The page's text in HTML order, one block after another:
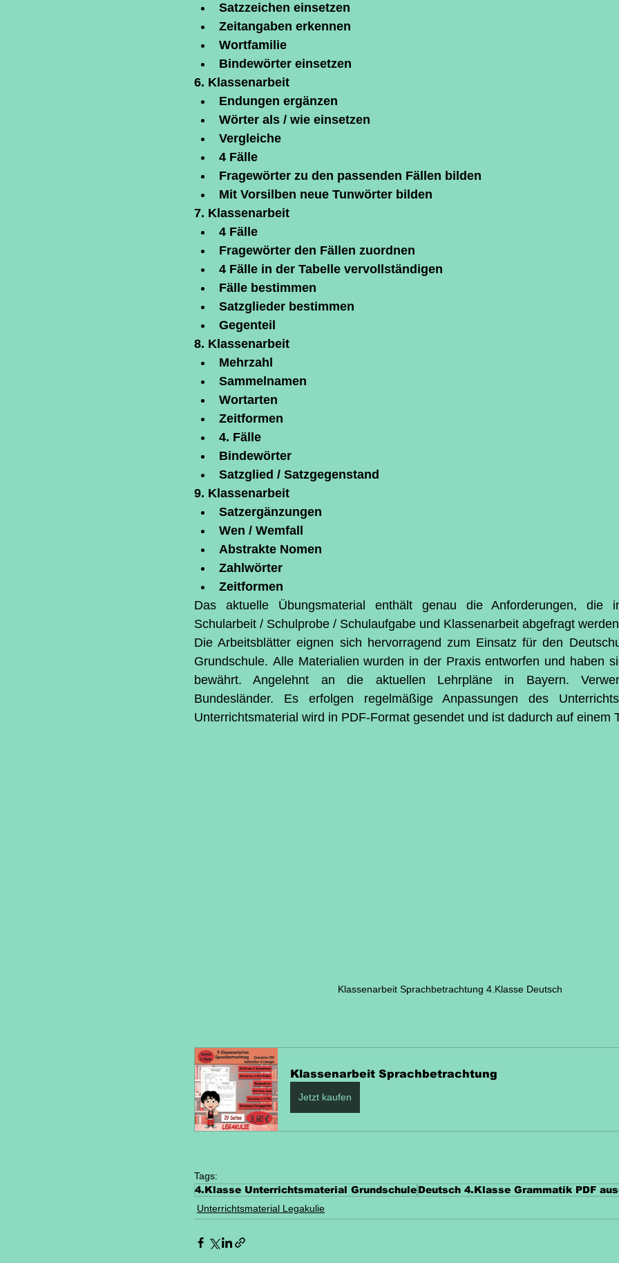
Satzzeichen einsetzen
Zeitangaben erkennen
Wortfamilie
Bindewörter einsetzen
6. Klassenarbeit
Endungen ergänzen
Wörter als / wie einsetzen
Vergleiche
4 Fälle
Fragewörter zu den passenden Fällen bilden
Mit Vorsilben neue Tunwörter bilden
7. Klassenarbeit
4 Fälle
Fragewörter den Fällen zuordnen
4 Fälle in der Tabelle vervollständigen
Fälle bestimmen
Satzglieder bestimmen
Gegenteil
8. Klassenarbeit
Mehrzahl
Sammelnamen
Wortarten
Zeitformen
4. Fälle
Bindewörter
Satzglied / Satzgegenstand
9. Klassenarbeit
Satzergänzungen
Wen / Wemfall
Abstrakte Nomen
Zahlwörter
Zeitformen
Das aktuelle Übungsmaterial enthält genau die Anforderungen, die
Schularbeit / Schulprobe / Schulaufgabe und Klassenarbeit abgefragt
Die Arbeitsblätter eignen sich hervorragend zum Einsatz für den
Grundschule. Alle Materialien wurden in der Praxis entworfen und haben
bewährt. Angelehnt an die aktuellen Lehrpläne in Bayern.
Bundesländer. Es erfolgen regelmäßige Anpassungen des
Unterrichtsmaterial wird in PDF-Format gesendet und ist dadurch auf einem
Klassenarbeit Sprachbetrachtung 4.Klasse Deutsch
Klassenarbeit Sprachbetrachtung
Jetzt kaufen
Tags:
4.Klasse Unterrichtsmaterial GrundschuleDeutsch 4.Klasse Grammatik PDF
Unterrichtsmaterial Legakulie